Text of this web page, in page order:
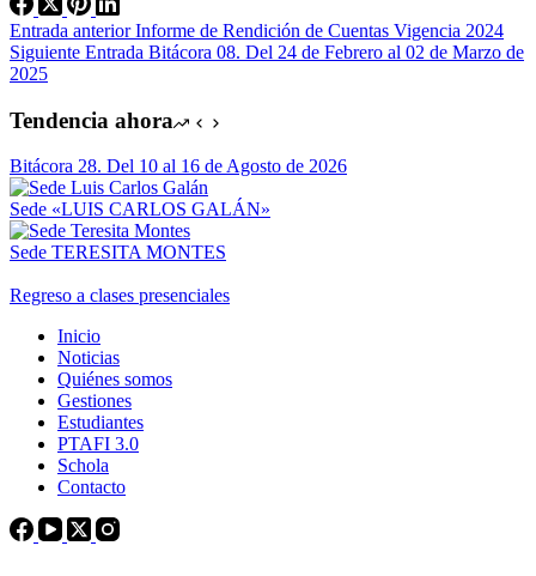
Entrada anteriorInforme de Rendición de Cuentas Vigencia 2024
Siguiente Entrada Bitácora 08. Del 24 de Febrero al 02 de Marzo de
2025
Tendencia ahora
Bitácora 28. Del 10 al 16 de Agosto de 2026
Sede «LUIS CARLOS GALÁN»
Sede TERESITA MONTES
Regreso a clases presenciales
Inicio
Noticias
Quiénes somos
Gestiones
Estudiantes
PTAFI 3.0
Schola
Contacto